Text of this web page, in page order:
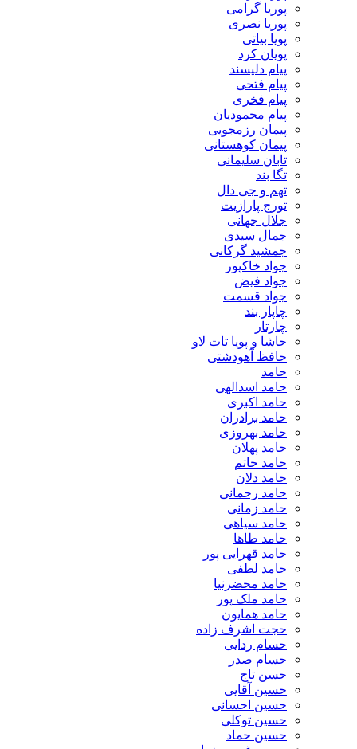
پوریا گرامی
پوریا نصری
پویا بیاتی
پویان کرد
پیام دلپسند
پیام فتحی
پیام فخری
پیام محمودیان
پیمان رزمجویی
پیمان کوهستانی
تابان سلیمانی
تگا بند
تهم و جی دال
تورج پارازیت
جلال جهانی
جمال سیدی
جمشید گرکانی
جواد خاکپور
جواد فیض
جواد قسمت
چاپار بند
چارتار
حاشا و پویا تات لاو
حافظ آهودشتی
حامد
حامد اسدالهی
حامد اکبری
حامد برادران
حامد بهروزی
حامد پهلان
حامد حاتم
حامد دلان
حامد رحمانی
حامد زمانی
حامد سیاهی
حامد طاها
حامد قهرایی پور
حامد لطفی
حامد محضرنیا
حامد ملک پور
حامد همایون
حجت اشرف زاده
حسام ردایی
حسام صدر
حسن تاج
حسین آقایی
حسین احسانی
حسین توکلی
حسین حماد